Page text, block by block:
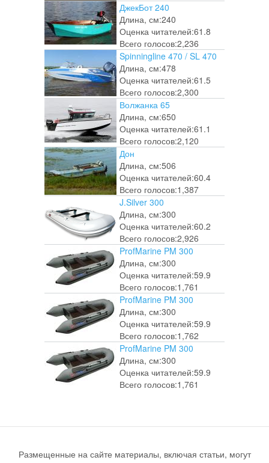
ДжекБот 240
Длина, см:240
Оценка читателей:61.8
Всего голосов:2,236
Spinningline 470 / SL 470
Длина, см:478
Оценка читателей:61.5
Всего голосов:2,300
Волжанка 65
Длина, см:650
Оценка читателей:61.1
Всего голосов:2,120
Дон
Длина, см:506
Оценка читателей:60.4
Всего голосов:1,387
J.Silver 300
Длина, см:300
Оценка читателей:60.2
Всего голосов:2,926
ProfMarine PM 300
Длина, см:300
Оценка читателей:59.9
Всего голосов:1,761
ProfMarine PM 300
Длина, см:300
Оценка читателей:59.9
Всего голосов:1,762
ProfMarine PM 300
Длина, см:300
Оценка читателей:59.9
Всего голосов:1,761
Размещенные на сайте материалы, включая статьи, могут